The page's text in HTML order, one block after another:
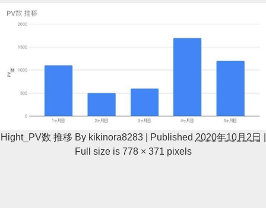
Hight_PV数 推移 By kikinora8283 | Published 2020年10月2日 |
Full size is 778 × 371 pixels